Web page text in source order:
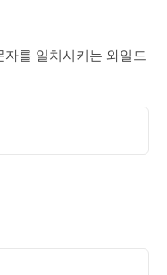
를 일치시키는 와일드